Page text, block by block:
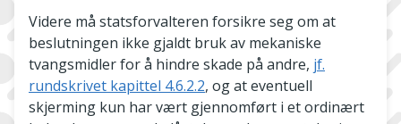
Videre må statsforvalteren forsikre seg om at
beslutningen ikke gjaldt bruk av mekaniske
tvangsmidler for å hindre skade på andre, jf.
rundskrivet kapittel 4.6.2.2, og at eventuell
skjerming kun har vært gjennomført i et ordinært